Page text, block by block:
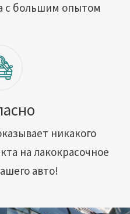
с большим опытом
никакого
на лакокрасочное
авто!